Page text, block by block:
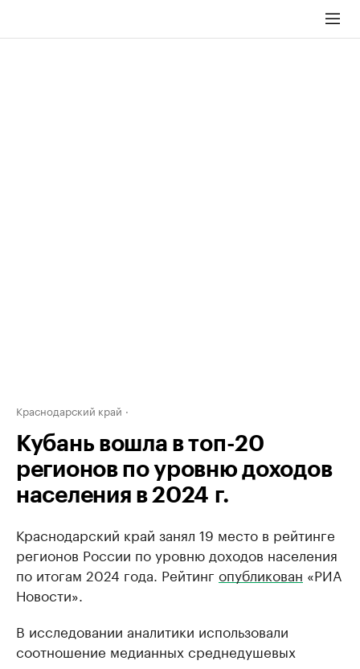
Краснодарский край
Кубань вошла в топ-20
регионов по уровню доходов
населения в 2024 г.
Краснодарский край занял 19 место в рейтинге
регионов России по уровню доходов населения
по итогам 2024 года. Рейтинг опубликован «РИА
Новости».
В исследовании аналитики использовали
соотношение медианных среднедушевых